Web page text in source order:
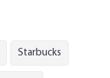
Starbucks